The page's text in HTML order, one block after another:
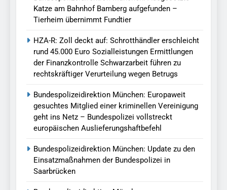
Katze am Bahnhof Bamberg aufgefunden –
Tierheim übernimmt Fundtier
HZA-R: Zoll deckt auf: Schrotthändler erschleicht
rund 45.000 Euro Sozialleistungen Ermittlungen
der Finanzkontrolle Schwarzarbeit führen zu
rechtskräftiger Verurteilung wegen Betrugs
Bundespolizeidirektion München: Europaweit
gesuchtes Mitglied einer kriminellen Vereinigung
geht ins Netz – Bundespolizei vollstreckt
europäischen Auslieferungshaftbefehl
Bundespolizeidirektion München: Update zu den
Einsatzmaßnahmen der Bundespolizei in
Saarbrücken